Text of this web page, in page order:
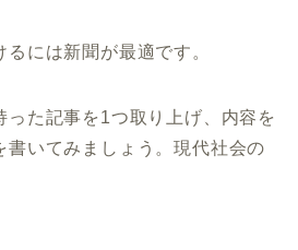
には新聞が最適です。
った記事を1つ取り上げ、内容を
書いてみましょう。現代社会の